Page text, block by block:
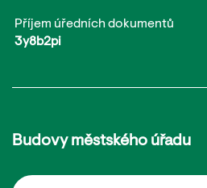
Příjem úředních dokumentů
3y8b2pi
Budovy městského úřadu